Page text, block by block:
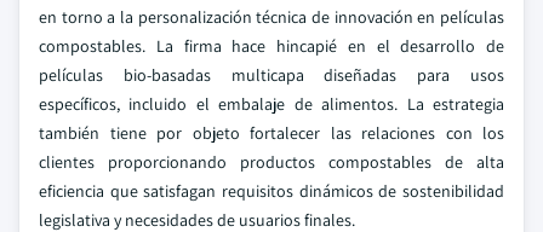
en torno a la personalización técnica de innovación en películas
compostables. La firma hace hincapié en el desarrollo de
películas bio-basadas multicapa diseñadas para usos
específicos, incluido el embalaje de alimentos. La estrategia
también tiene por objeto fortalecer las relaciones con los
clientes proporcionando productos compostables de alta
eficiencia que satisfagan requisitos dinámicos de sostenibilidad
legislativa y necesidades de usuarios finales.